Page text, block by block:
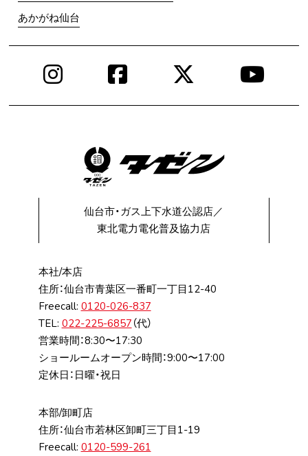
あかがね仙台
InstagramFacebook
仙台市・ガス上下水道公認店／
東北電力電化普及協力店
本社/本店
住所：仙台市⻘葉区⼀番町⼀丁⽬12-40
Freecall: 0120-026-837
TEL: 022-225-6857 （代）
営業時間：8:30〜17:30
ショールームオープン時間：9:00〜17:00
定休日：日曜・祝日
本部/卸町店
住所：仙台市若林区卸町三丁⽬1-19
Freecall: 0120-599-261